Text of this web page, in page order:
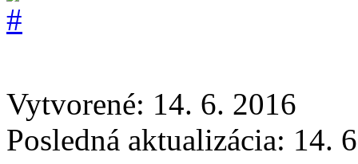
Vytvorené: 14. 6. 2016
Posledná aktualizácia: 14.